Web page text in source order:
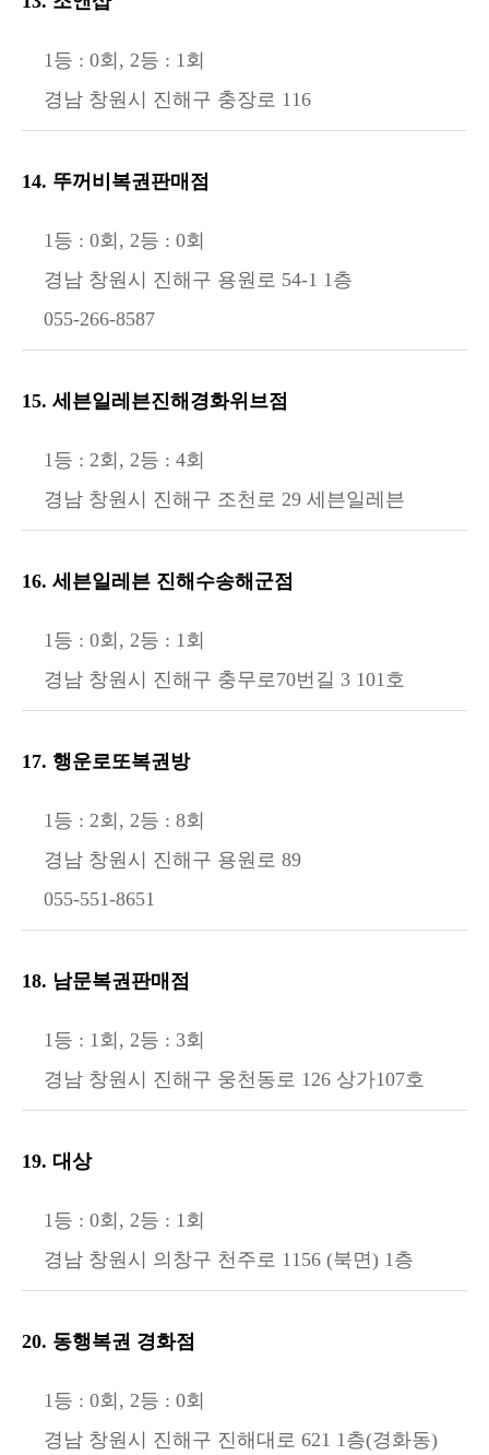
1등 : 0회, 2등 : 1회
경남 창원시 진해구 충장로 116
14. 뚜꺼비복권판매점
1등 : 0회, 2등 : 0회
경남 창원시 진해구 용원로 54-1 1층
055-266-8587
15. 세븐일레븐진해경화위브점
1등 : 2회, 2등 : 4회
경남 창원시 진해구 조천로 29 세븐일레븐
16. 세븐일레븐 진해수송해군점
1등 : 0회, 2등 : 1회
경남 창원시 진해구 충무로70번길 3 101호
17. 행운로또복권방
1등 : 2회, 2등 : 8회
경남 창원시 진해구 용원로 89
055-551-8651
18. 남문복권판매점
1등 : 1회, 2등 : 3회
경남 창원시 진해구 웅천동로 126 상가107호
19. 대상
1등 : 0회, 2등 : 1회
경남 창원시 의창구 천주로 1156 (북면) 1층
20. 동행복권 경화점
1등 : 0회, 2등 : 0회
경남 창원시 진해구 진해대로 621 1층(경화동)